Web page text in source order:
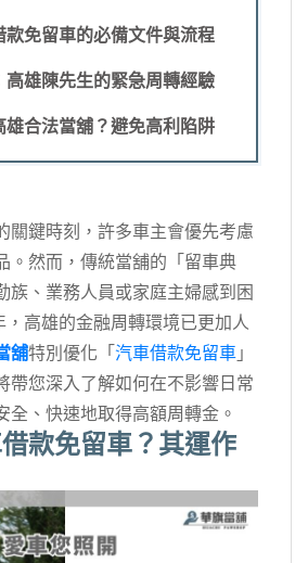
款免留車的必備文件與流程
高雄陳先生的緊急周轉經驗
雄合法當舖？避免高利陷阱
關鍵時刻，許多車主會優先考慮
。然而，傳統當舖的「留車典
族、業務人員或家庭主婦感到困
，高雄的金融周轉環境已更加人
舖特別優化「 汽車借款免留車 」
帶您深入了解如何在不影響日常
全、快速地取得高額周轉金。
款免留車？其運作